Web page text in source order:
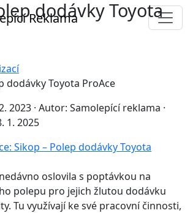
dodávky Toyota
dodávky Toyota ProAce
2023 · Autor: Samolepící reklama ·
1. 2025
oslovila s poptávkou na
polepu pro jejich žlutou dodávku
Tu využívají ke své pracovní činnosti,